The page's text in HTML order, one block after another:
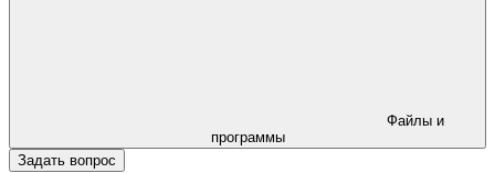
программы
Задать вопрос